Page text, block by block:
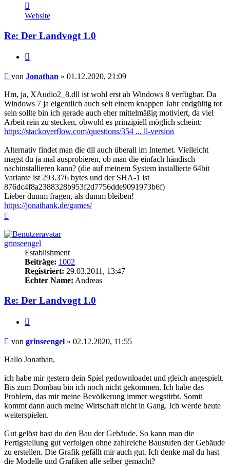
von
Jonathan
Website
Re: Der Landvogt 1.0
Beitrag
von Jonathan » 01.12.2020, 21:09
Hm, ja, XAudio2_8.dll ist wohl erst ab Windows 8 verfügbar. Da
Windows 7 ja eigentlich auch seit einem knappen Jahr endgültig tot
sein sollte bin ich gerade auch eher mittelmäßig motiviert, da viel
Arbeit rein zu stecken, obwohl es prinzipiell möglich scheint:
https://stackoverflow.com/questions/354 ... ll-version
Alternativ findet man die dll auch überall im Internet. Vielleicht
magst du ja mal ausprobieren, ob man die einfach händisch
nachinstallieren kann? (die auf meinem System installierte 64bit
Variante ist 293.376 bytes und der SHA-1 ist
876dc4f8a2388328b953f2d7756dde9091973b6f)
Lieber dumm fragen, als dumm bleiben!
https://jonathank.de/games/
grinseengel
Establishment
Beiträge: 1002
Registriert: 29.03.2011, 13:47
Echter Name: Andreas
Re: Der Landvogt 1.0
Beitrag
von grinseengel » 02.12.2020, 11:55
Hallo Jonathan,
ich habe mir gestern dein Spiel gedownloadet und gleich angespielt.
Bis zum Dombau bin ich noch nicht gekommen. Ich habe das
Problem, das mir meine Bevölkerung immer wegstirbt. Somit
kommt dann auch meine Wirtschaft nicht in Gang. Ich werde heute
weiterspielen.
Gut gelöst hast du den Bau der Gebäude. So kann man die
Fertigstellung gut verfolgen ohne zahlreiche Baustufen der Gebäude
zu erstellen. Die Grafik gefällt mir auch gut. Ich denke mal du hast
die Modelle und Grafiken alle selber gemacht?